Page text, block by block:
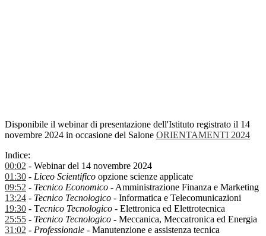
Disponibile il webinar di presentazione dell'Istituto registrato il 14
novembre 2024 in occasione del Salone ORIENTAMENTI 2024
Indice:
00:02 - Webinar del 14 novembre 2024
01:30 - Liceo Scientifico opzione scienze applicate
09:52 - Tecnico Economico - Amministrazione Finanza e Marketing
13:24 - Tecnico Tecnologico - Informatica e Telecomunicazioni
19:30 - Tecnico Tecnologico - Elettronica ed Elettrotecnica
25:55 - Tecnico Tecnologico - Meccanica, Meccatronica ed Energia
31:02 - Professionale - Manutenzione e assistenza tecnica